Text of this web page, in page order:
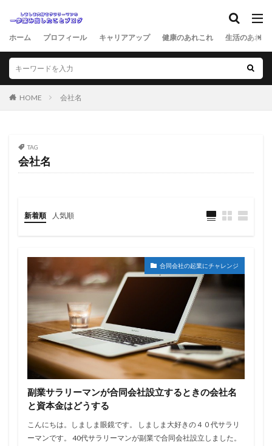
ホーム プロフィール キャリアアップ 健康のあれこれ 生活のあれこ
HOME 会社名
TAG
会社名
新着順 人気順
合同会社の起業にチャレンジ
副業サラリーマンが合同会社設立するときの会社名
と資本金はどうする
こんにちは。しましま眼鏡です。 しましま大好きの４０代サラリ
ーマンです。 40代サラリーマンが副業で合同会社設立しました。